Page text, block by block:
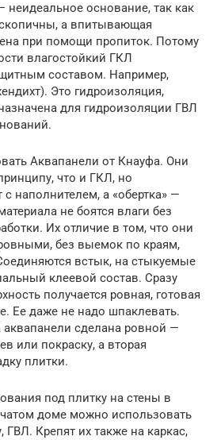
неидеальное основание, так как
а впитывающая
при помощи пропиток. Потому
влагостойкий ГКЛ
составом. Например,
Это гидроизоляция,
для гидроизоляции ГВЛ
Аквапанели от Кнауфа. Они
что и ГКЛ, но
наполнителем, а «обертка» —
не боятся влаги без
Их отличие в том, что они
без выемок по краям,
встык, на стыкуемые
клеевой состав. Сразу
получается ровная, готовая
Ее даже не надо шпаклевать.
сделана ровной —
или покраску, а вторая
плитки.
под плитку на стены в
доме можно использовать
ГВЛ. Крепят их также на каркас,